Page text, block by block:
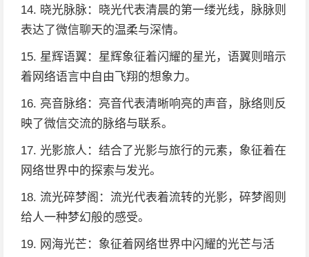
14. 晓光脉脉：晓光代表清晨的第一缕光线，脉脉则
表达了微信聊天的温柔与深情。
15. 星辉语翼：星辉象征着闪耀的星光，语翼则暗示
着网络语言中自由飞翔的想象力。
16. 亮音脉络：亮音代表清晰响亮的声音，脉络则反
映了微信交流的脉络与联系。
17. 光影旅人：结合了光影与旅行的元素，象征着在
网络世界中的探索与发光。
18. 流光碎梦阁：流光代表着流转的光影，碎梦阁则
给人一种梦幻般的感受。
19. 网海光芒：象征着网络世界中闪耀的光芒与活